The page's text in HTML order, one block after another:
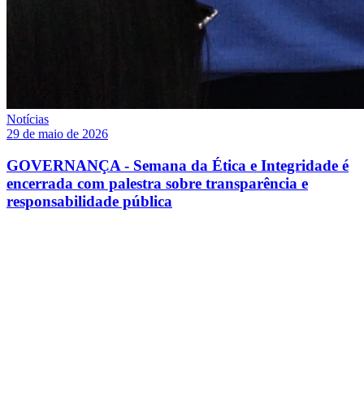
Notícias
29 de maio de 2026
GOVERNANÇA - Semana da Ética e Integridade é
encerrada com palestra sobre transparência e
responsabilidade pública